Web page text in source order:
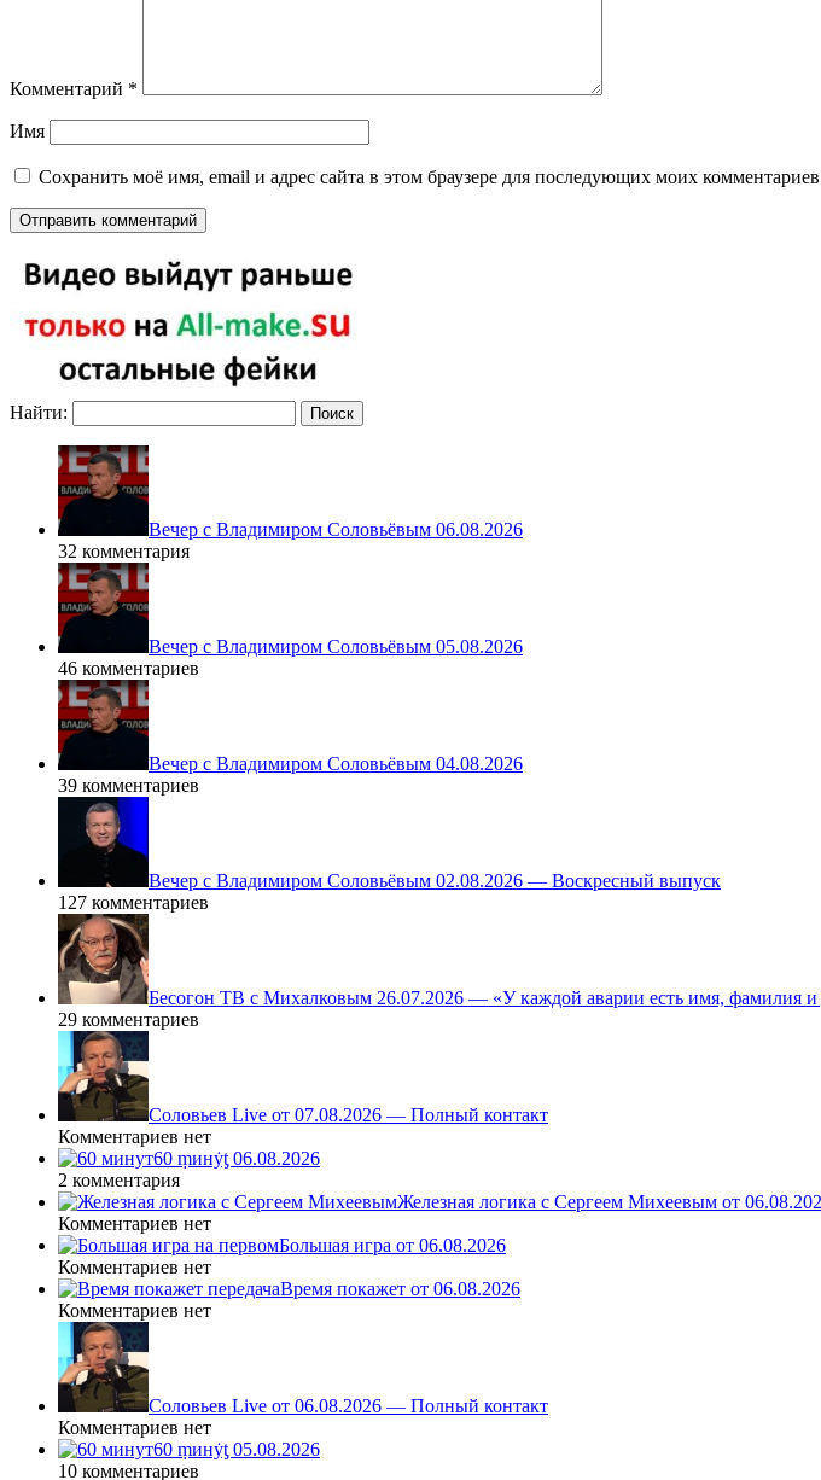
Комментарий *
Имя
Сохранить моё имя, email и адрес сайта в этом браузере для последующих моих
Найти:
Вечер с Владимиром Соловьёвым 06.08.2026
32 комментария
Вечер с Владимиром Соловьёвым 05.08.2026
46 комментариев
Вечер с Владимиром Соловьёвым 04.08.2026
39 комментариев
Вечер с Владимиром Соловьёвым 02.08.2026 — Воскресный выпуск
127 комментариев
Бесогон ТВ с Михалковым 26.07.2026 — «У каждой аварии есть имя, фамилия и
29 комментариев
Соловьев Live от 07.08.2026 — Полный контакт
Комментариев нет
60 ṃинẏƫ 06.08.2026
2 комментария
Железная логика с Сергеем Михеевым от
Комментариев нет
Большая игра от 06.08.2026
Комментариев нет
Время покажет от 06.08.2026
Комментариев нет
Соловьев Live от 06.08.2026 — Полный контакт
Комментариев нет
60 ṃинẏƫ 05.08.2026
10 комментариев